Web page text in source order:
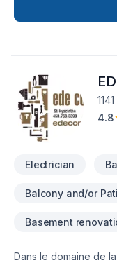
concrétiser vos
la transparence,
d'exception, centré
4.8
Electrician
Balcony and/or
Basement
Dans le domaine de